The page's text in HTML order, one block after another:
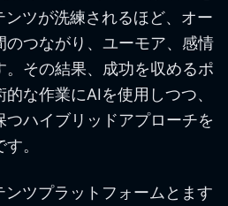
ツが洗練されるほど、オー
のつながり、ユーモア、感情
。その結果、成功を収めるポ
な作業にAIを使用しつつ、
つハイブリッドアプローチを
。
ツプラットフォームとます